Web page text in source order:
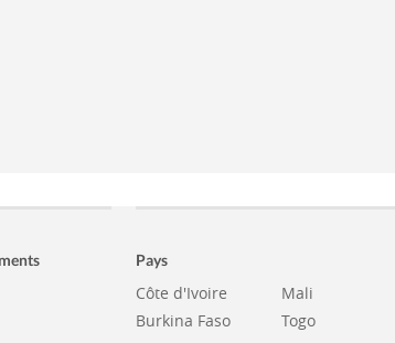
Pays
Côte d'Ivoire
Burkina Faso
Mali
Togo